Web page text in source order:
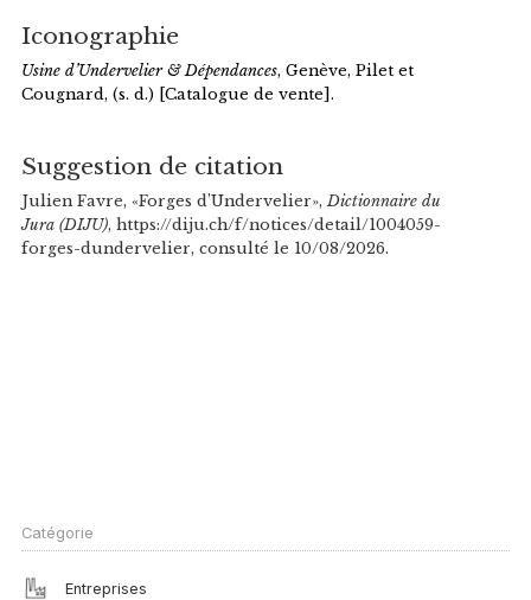
Iconographie
Usine d’Undervelier & Dépendances, Genève, Pilet et
Cougnard, (s. d.) [Catalogue de vente].
Suggestion de citation
Julien Favre, «Forges d’Undervelier», Dictionnaire du
Jura (DIJU), https://diju.ch/f/notices/detail/1004059-
forges-dundervelier, consulté le 10/08/2026.
Catégorie
Entreprises